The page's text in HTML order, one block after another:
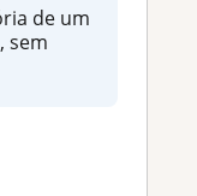
de um
sem